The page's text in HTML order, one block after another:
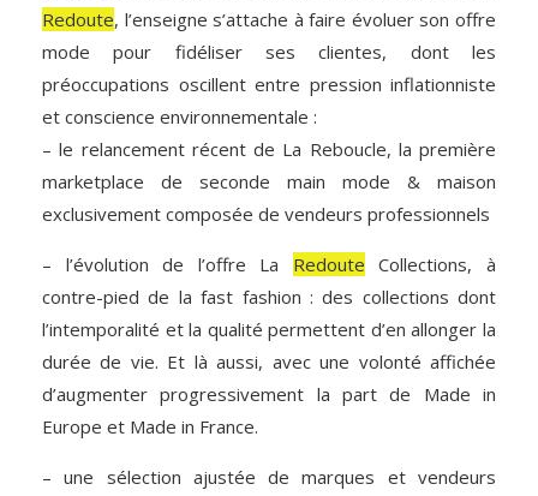
Redoute, l’enseigne s’attache à faire évoluer son offre
mode pour fidéliser ses clientes, dont les
préoccupations oscillent entre pression inflationniste
et conscience environnementale :
– le relancement récent de La Reboucle, la première
marketplace de seconde main mode & maison
exclusivement composée de vendeurs professionnels
– l’évolution de l’offre La Redoute Collections, à
contre-pied de la fast fashion : des collections dont
l’intemporalité et la qualité permettent d’en allonger la
durée de vie. Et là aussi, avec une volonté affichée
d’augmenter progressivement la part de Made in
Europe et Made in France.
– une sélection ajustée de marques et vendeurs